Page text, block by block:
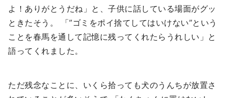
よ！ありがとうだね」と、子供に話している場面がグッ
ときたそう。 「”ゴミをポイ捨てしてはいけない”という
ことを春馬を通して記憶に残ってくれたらうれしい」と
語ってくれました。
ただ残念なことに、いくら拾っても犬のうんちが放置さ